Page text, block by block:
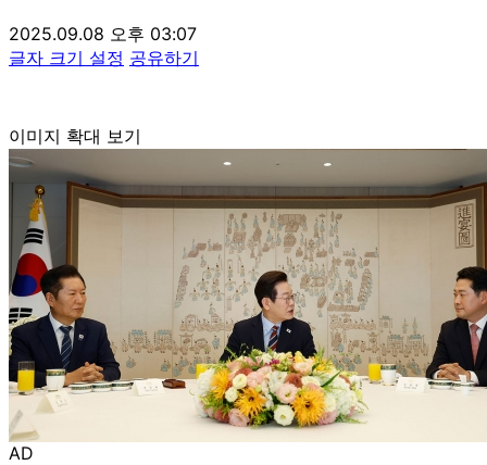
2025.09.08 오후 03:07
글자 크기 설정 공유하기
이미지 확대 보기
AD